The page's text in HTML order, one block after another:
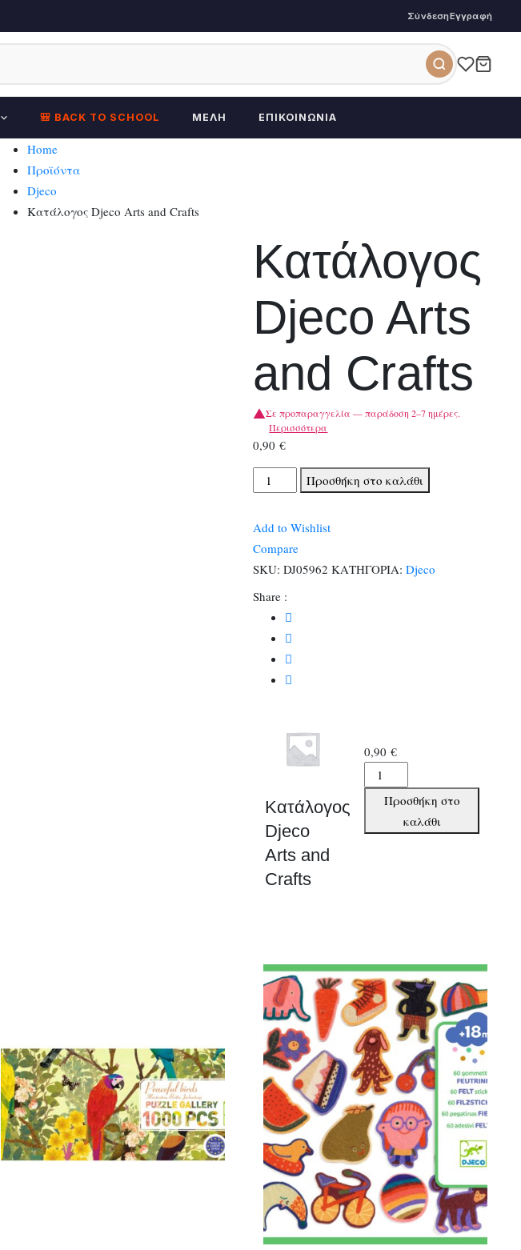
ΣύνδεσηΕγγραφή
🎒 BACK TO SCHOOL ΜΈΛΗ ΕΠΙΚΟΙΝΩΝΊΑ
Home
Προϊόντα
Djeco
Κατάλογος Djeco Arts and Crafts
Κατάλογος
Djeco Arts
and Crafts
Σε προπαραγγελία — παράδοση 2–7 ημέρες.
Περισσότερα
0,90€
Κατάλογος
Djeco
Crafts
Προσθήκη στο καλάθι
Add to Wishlist
Compare
SKU: DJ05962 ΚΑΤΗΓΟΡΙΑ: Djeco
Share :
Κατάλογος
Djeco
Arts and
Crafts
0,90€
Κατάλογος
Djeco
and
Προσθήκη στο
καλάθι